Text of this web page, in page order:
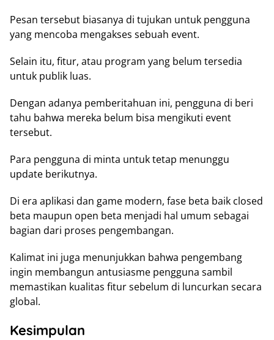
Pesan tersebut biasanya di tujukan untuk pengguna
yang mencoba mengakses sebuah event.
Selain itu, fitur, atau program yang belum tersedia
untuk publik luas.
Dengan adanya pemberitahuan ini, pengguna di beri
tahu bahwa mereka belum bisa mengikuti event
tersebut.
Para pengguna di minta untuk tetap menunggu
update berikutnya.
Di era aplikasi dan game modern, fase beta baik closed
beta maupun open beta menjadi hal umum sebagai
bagian dari proses pengembangan.
Kalimat ini juga menunjukkan bahwa pengembang
ingin membangun antusiasme pengguna sambil
memastikan kualitas fitur sebelum di luncurkan secara
global.
Kesimpulan